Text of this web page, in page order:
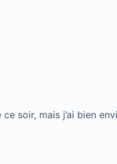
soir, mais j’ai bien